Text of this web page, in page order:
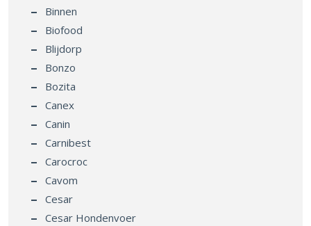
Binnen
Biofood
Blijdorp
Bonzo
Bozita
Canex
Canin
Carnibest
Carocroc
Cavom
Cesar
Cesar Hondenvoer